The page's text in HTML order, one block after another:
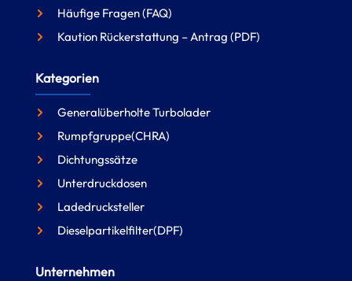
Häufige Fragen (FAQ)
Kaution Rückerstattung – Antrag (PDF)
Kategorien
Generalüberholte Turbolader
Rumpfgruppe(CHRA)
Dichtungssätze
Unterdruckdosen
Ladedrucksteller
Dieselpartikelfilter(DPF)
Unternehmen